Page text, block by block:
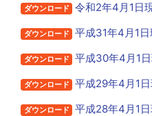
ダウンロード 令和2年4月1日
ダウンロード 平成31年4月1
ダウンロード 平成30年4月1
ダウンロード 平成29年4月1
ダウンロード 平成28年4月1